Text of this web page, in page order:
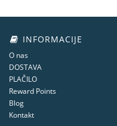
INFORMACIJE
O nas
DOSTAVA
PLAČILO
Reward Points
Blog
Kontakt